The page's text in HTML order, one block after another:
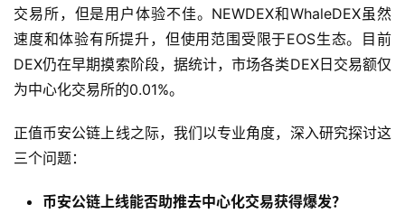
交易所，但是用户体验不佳。NEWDEX和WhaleDEX虽然
速度和体验有所提升，但使用范围受限于EOS生态。目前
DEX仍在早期摸索阶段，据统计，市场各类DEX日交易额仅
为中心化交易所的0.01%。
正值币安公链上线之际，我们以专业角度，深入研究探讨这
三个问题：
币安公链上线能否助推去中心化交易获得爆发？